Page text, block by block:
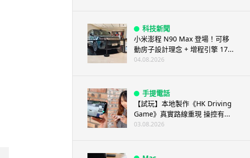
科技新聞
小米澎程 N90 Max 登場！可移
動房子設計理念 + 增程引擎 17...
04.08.2026
手提電話
【試玩】本地製作《HK Driving
Game》真實路線重現 操控有...
03.08.2026